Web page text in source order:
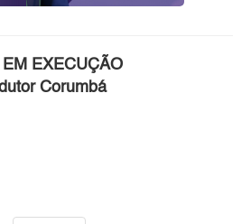
EM EXECUÇÃO
Corumbá